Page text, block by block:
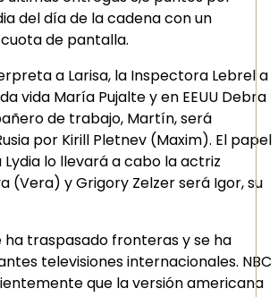
del día de la cadena con un
de pantalla.
a Larisa, la Inspectora Lebrel a
vida María Pujalte y en EEUU Debra
de trabajo, Martín, será
por Kirill Pletnev (Maxim). El papel
lo llevará a cabo la actriz
(Vera) y Grigory Zelzer será Igor, su
ha traspasado fronteras y se ha
televisiones internacionales. NBC
que la versión americana